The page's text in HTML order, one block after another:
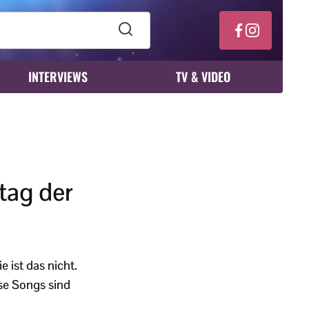
INTERVIEWS TV & VIDEO
der
ist das nicht.
Songs sind